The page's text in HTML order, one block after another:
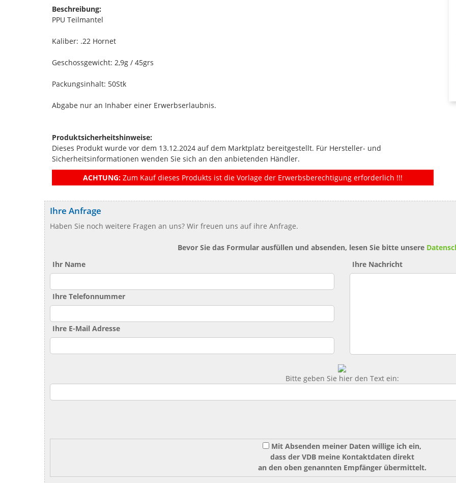
Beschreibung:
PPU Teilmantel
Kaliber: .22 Hornet
Geschossgewicht: 2,9g / 45grs
Packungsinhalt: 50Stk
Abgabe nur an Inhaber einer Erwerbserlaubnis.
Produktsicherheitshinweise:
Dieses Produkt wurde vor dem 13.12.2024 auf dem Marktplatz bereitgestellt. Für Hersteller- und
Sicherheitsinformationen wenden Sie sich an den anbietenden Händler.
ACHTUNG: Zum Kauf dieses Produkts ist die Vorlage der Erwerbsberechtigung erforderlich !!!
Ihre Anfrage
Haben Sie noch weitere Fragen an uns? Wir freuen uns auf ihre Anfrage.
Bevor Sie das Formular ausfüllen und absenden, lesen Sie bitte unsere
Ihr Name
Ihre Telefonnummer
Ihre E-Mail Adresse
Ihre Nachricht
Bitte geben Sie hier den Text ein:
Mit Absenden meiner Daten willige ich ein,
dass der VDB meine Kontaktdaten direkt
an den oben genannten Empfänger übermittelt.